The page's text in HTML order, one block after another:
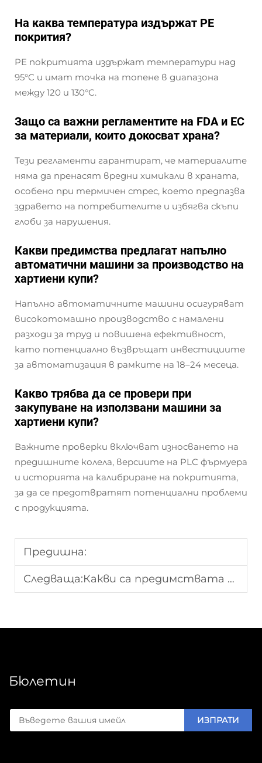
На каква температура издържат PE
покрития?
PE покритията издържат температури над
95°C и имат точка на топене в диапазона
между 120 и 130°C.
Защо са важни регламентите на FDA и ЕС
за материали, които докосват храна?
Тези регламенти гарантират, че материалите
няма да пренасят вредни химикали в храната,
особено при термичен стрес, което предпазва
здравето на потребителите и избягва скъпи
глоби за нарушения.
Какви предимства предлагат напълно
автоматични машини за производство на
хартиени купи?
Напълно автоматичните машини осигуряват
високотомашно производство с намалени
разходи за труд и повишена ефективност,
като потенциално възвръщат инвестициите
за автоматизация в рамките на 18–24 месеца.
Какво трябва да се провери при
закупуване на използвани машини за
хартиени купи?
Важните проверки включват износването на
предишните колела, версиите на PLC фърмуера
и историята на калибриране на покритията,
за да се предотвратят потенциални проблеми
с продукцията.
Предишна:
Следваща:Какви са предимствата на автоматичните машини за хартиени обядни кутии
Бюлетин
ИЗПРАТИ